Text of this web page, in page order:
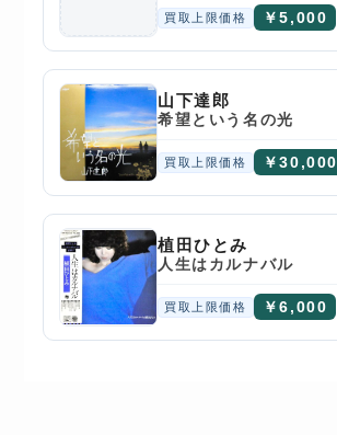
買取上限価格 ￥5,000
山下達郎
希望という名の光
買取上限価格 ￥30,000
植田ひとみ
人生はカルナバル
買取上限価格 ￥6,000